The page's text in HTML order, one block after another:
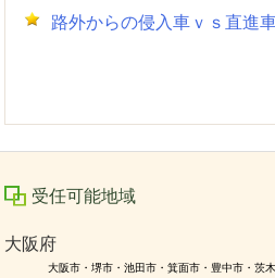
路外からの侵入車ｖｓ直進
受任可能地域
大阪府
大阪市・堺市・池田市・箕面市・豊中市・茨